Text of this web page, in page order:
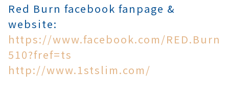
Red Burn facebook fanpage &
website:
https://www.facebook.com/RED.Burn
510?fref=ts
http://www.1stslim.com/